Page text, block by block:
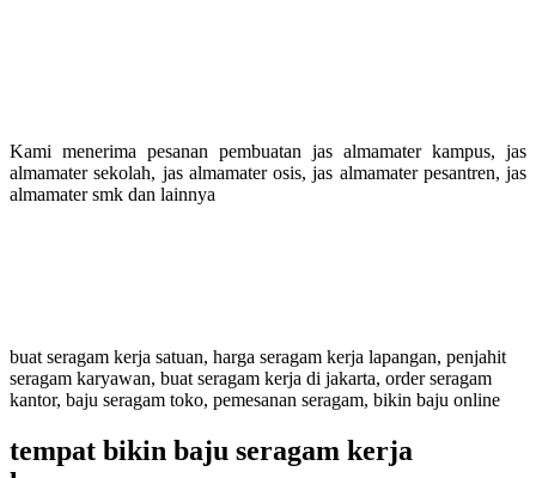
Kami menerima pesanan pembuatan jas almamater kampus, jas
almamater sekolah, jas almamater osis, jas almamater pesantren, jas
almamater smk dan lainnya
buat seragam kerja satuan, harga seragam kerja lapangan, penjahit
seragam karyawan, buat seragam kerja di jakarta, order seragam
kantor, baju seragam toko, pemesanan seragam, bikin baju online
tempat bikin baju seragam kerja